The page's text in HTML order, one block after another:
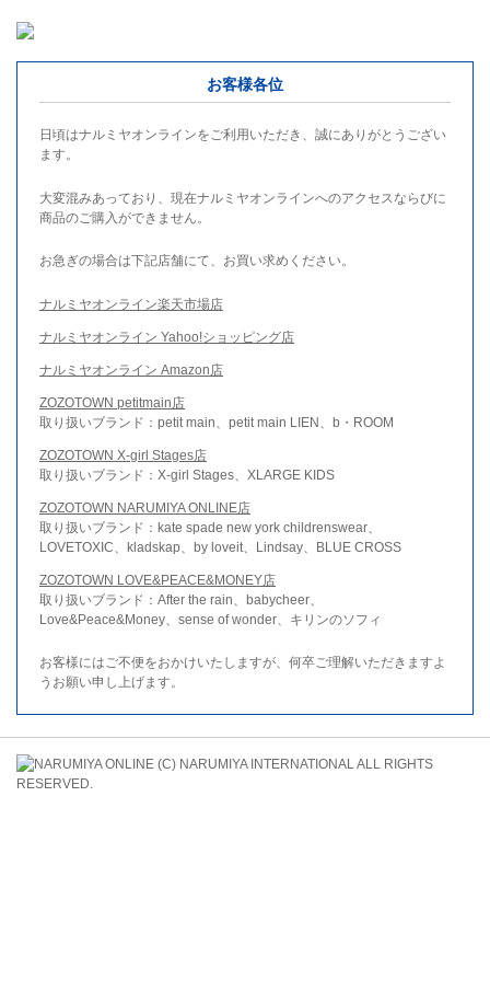
お客様各位
日頃はナルミヤオンラインをご利用いただき、誠にありがとうござい
ます。
大変混みあっており、現在ナルミヤオンラインへのアクセスならびに
商品のご購入ができません。
お急ぎの場合は下記店舗にて、お買い求めください。
ナルミヤオンライン楽天市場店
ナルミヤオンライン Yahoo!ショッピング店
ナルミヤオンライン Amazon店
ZOZOTOWN petitmain店
取り扱いブランド：petit main、petit main LIEN、b・ROOM
ZOZOTOWN X-girl Stages店
取り扱いブランド：X-girl Stages、XLARGE KIDS
ZOZOTOWN NARUMIYA ONLINE店
取り扱いブランド：kate spade new york childrenswear、
LOVETOXIC、kladskap、by loveit、Lindsay、BLUE CROSS
ZOZOTOWN LOVE&PEACE&MONEY店
取り扱いブランド：After the rain、babycheer、
Love&Peace&Money、sense of wonder、キリンのソフィ
お客様にはご不便をおかけいたしますが、何卒ご理解いただきますよ
うお願い申し上げます。